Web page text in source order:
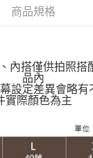
以上)免運費
以上)免運費
含以上)免運費
以上)免運費
商品規格
內搭僅供拍照搭
品內
設定差異會略
實際顏色為主